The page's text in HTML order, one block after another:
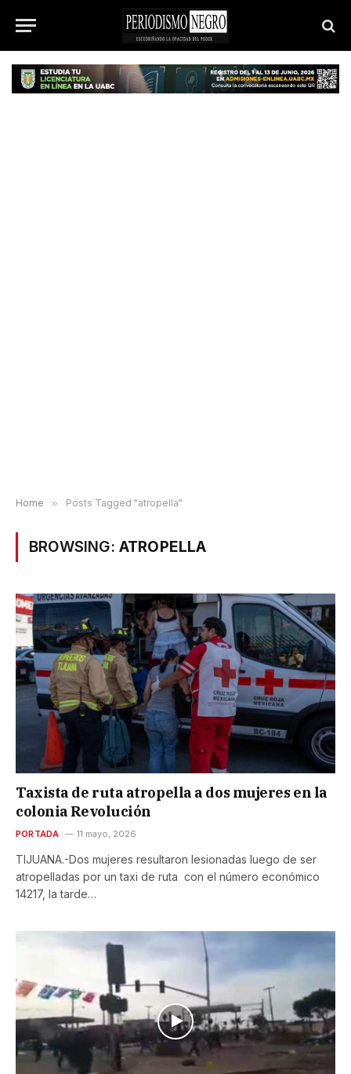
Home » Posts Tagged "atropella"
BROWSING: ATROPELLA
Taxista de ruta atropella a dos mujeres en la
colonia Revolución
PORTADA 11 mayo, 2026
TIJUANA.-Dos mujeres resultaron lesionadas luego de ser
atropelladas por un taxi de ruta con el número económico
14217, la tarde…